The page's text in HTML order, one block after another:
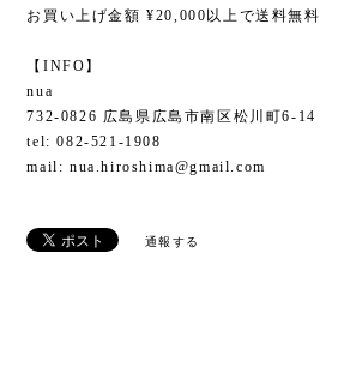
お買い上げ金額 ¥20,000以上で送料無料
【INFO】
nua
732-0826 広島県広島市南区松川町6-14
tel: 082-521-1908
mail: nua.hiroshima@gmail.com
通報する